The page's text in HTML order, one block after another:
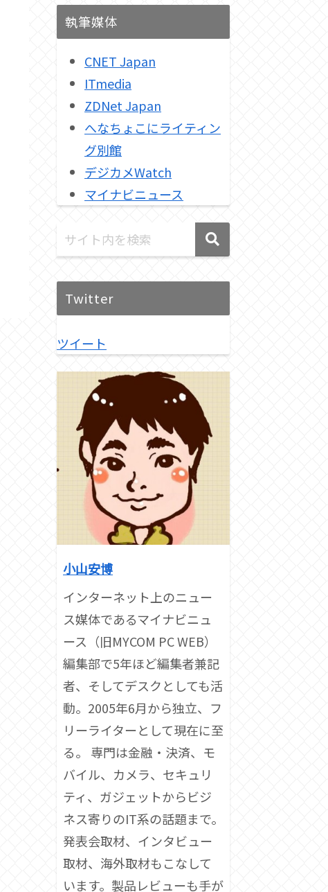
執筆媒体
CNET Japan
ITmedia
ZDNet Japan
へなちょこにライティン
グ別館
デジカメWatch
マイナビニュース
Twitter
ツイート
小山安博
インターネット上のニュー
ス媒体であるマイナビニュ
ース（旧MYCOM PC WEB）
編集部で5年ほど編集者兼記
者、そしてデスクとしても活
動。2005年6月から独立、フ
リーライターとして現在に至
る。 専門は金融・決済、モ
バイル、カメラ、セキュリ
ティ、ガジェットからビジ
ネス寄りのIT系の話題まで。
発表会取材、インタビュー
取材、海外取材もこなして
います。製品レビューも手が